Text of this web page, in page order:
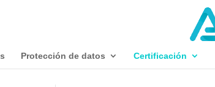
Protección de datos Certificación